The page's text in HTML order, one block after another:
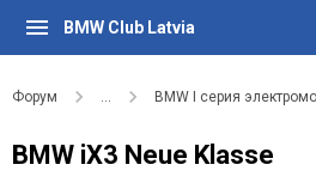
BMW Club Latvia
Форум ... BMW I серия
BMW iX3 Neue Klasse